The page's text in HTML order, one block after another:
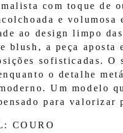
com toque de
e
ao design limpo
blush, a peça aposta
sofisticadas.
o detalhe
Um modelo
para
COURO